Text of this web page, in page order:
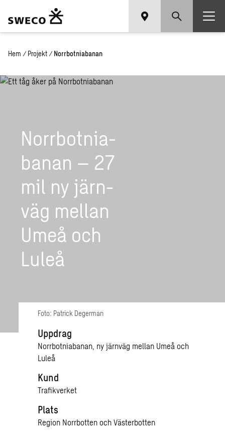
Hem / Projekt / Norrbotniabanan
Norr­bot­ni­a­
ba­nan – 27
mil ny järn­
väg mel­lan
Umeå och
Luleå
Foto: Patrick Degerman
Uppdrag
Norrbotniabanan, ny järnväg mellan Umeå och
Luleå
Kund
Trafikverket
Plats
Region Norrbotten och Västerbotten